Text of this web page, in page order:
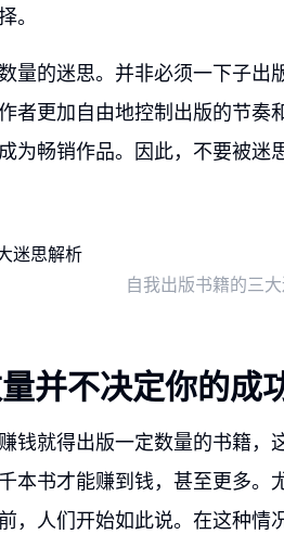
。
量的迷思。并非必须一下子出
者更加自由地控制出版的节
为畅销作品。因此，不要被迷
自我出版书籍的三
并不决定你的成
钱就得出版一定数量的书籍，
本书才能赚到钱，甚至更多。
，人们开始如此说。在这种情